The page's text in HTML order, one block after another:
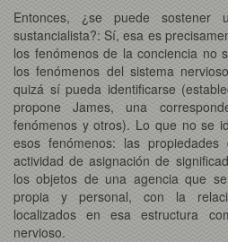
Entonces, ¿se puede sostener
sustancialista?: Sí, esa es
los fenómenos de la conciencia no
los fenómenos del sistema
quizá sí pueda identificarse
propone James, una
fenómenos y otros). Lo que no se
esos fenómenos: las
actividad de asignación de
los objetos de una agencia que
propia y personal, con la
localizados en esa estructura
nervioso.